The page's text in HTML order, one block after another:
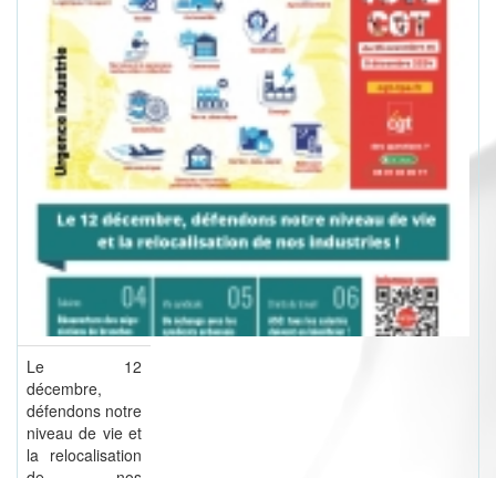
Le 12
décembre,
défendons notre
niveau de vie et
la relocalisation